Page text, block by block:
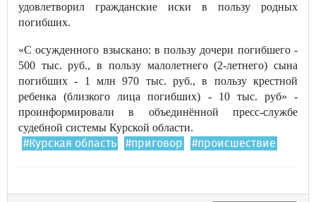
удовлетворил гражданские иски в пользу родных
погибших.
«С осужденного взыскано: в пользу дочери погибшего -
500 тыс. руб., в пользу малолетнего (2-летнего) сына
погибших - 1 млн 970 тыс. руб., в пользу крестной
ребенка (близкого лица погибших) - 10 тыс. руб» -
проинформировали в объединённой пресс-службе
судебной системы Курской области.
#Курская область #приговор #происшествие